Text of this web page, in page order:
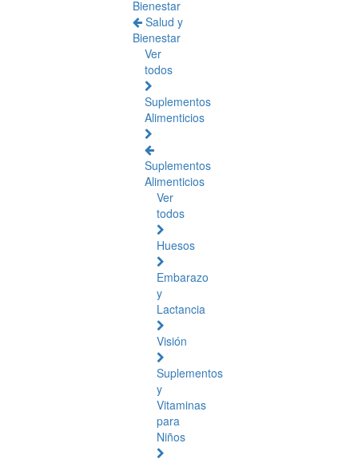
Bienestar
Salud y
Bienestar
Ver
todos
Suplementos
Alimenticios
Suplementos
Alimenticios
Ver
todos
Huesos
Embarazo
y
Lactancia
Visión
Suplementos
y
Vitaminas
para
Niños